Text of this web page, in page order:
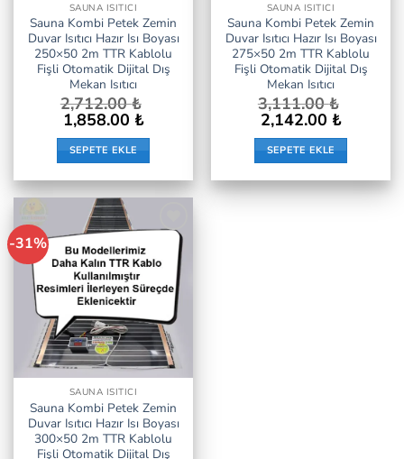
SAUNA ISITICI
Sauna Kombi Petek Zemin
Duvar Isıtıcı Hazır Isı Boyası
250×50 2m TTR Kablolu
Fişli Otomatik Dijital Dış
Mekan Isıtıcı
2,712.00₺
Orijinal
fiyat:
2,712.00 ₺.
1,858.00 ₺andaki
fiyat:
SEPETE EKLE
SAUNA ISITICI
Sauna Kombi Petek Zemin
Duvar Isıtıcı Hazır Isı Boyası
275×50 2m TTR Kablolu
Fişli Otomatik Dijital Dış
Mekan Isıtıcı
3,111.00₺
Orijinal
fiyat:
3,111.00 ₺.
2,142.00 ₺andaki
fiyat:
SEPETE EKLE
-31%
Listeme
Ekle
SAUNA ISITICI
Sauna Kombi Petek Zemin
Duvar Isıtıcı Hazır Isı Boyası
300×50 2m TTR Kablolu
Fişli Otomatik Dijital Dış